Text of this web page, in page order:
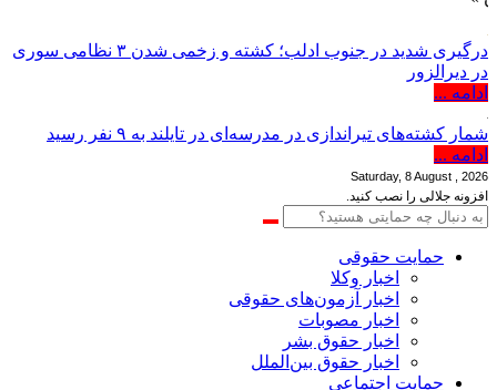
درگیری شدید در جنوب ادلب؛ کشته و زخمی شدن ۳ نظامی سوری
در دیرالزور
ادامه ...
شمار کشته‌های تیراندازی در مدرسه‌ای در تایلند به ۹ نفر رسید
ادامه ...
Saturday, 8 August , 2026
افزونه جلالی را نصب کنید.
حمایت حقوقی
اخبار وکلا
اخبار آزمون‌های حقوقی
اخبار مصوبات
اخبار حقوق بشر
اخبار حقوق بین‌الملل
حمایت اجتماعی